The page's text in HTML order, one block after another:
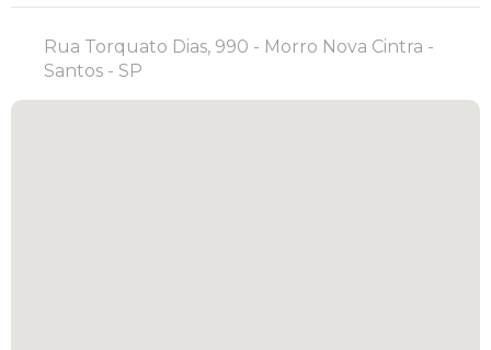
Rua Torquato Dias, 990 - Morro Nova Cintra -
Santos - SP